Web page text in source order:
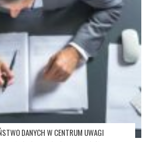
DANYCH W CENTRUM UWAGI